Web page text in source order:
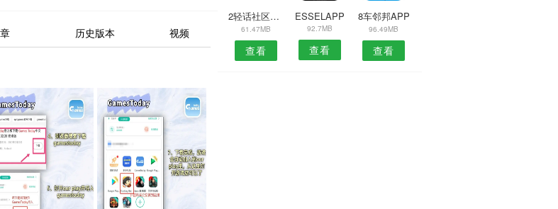
历史版本 视频
2轻话社区APP
61.47MB
查看
ESSELAPP
92.7MB
查看
8车邻邦APP
96.49MB
查看